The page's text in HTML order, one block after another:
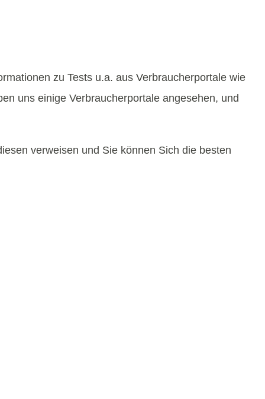
zu Tests u.a. aus Verbraucherportale wie
uns einige Verbraucherportale angesehen, und
verweisen und Sie können Sich die besten